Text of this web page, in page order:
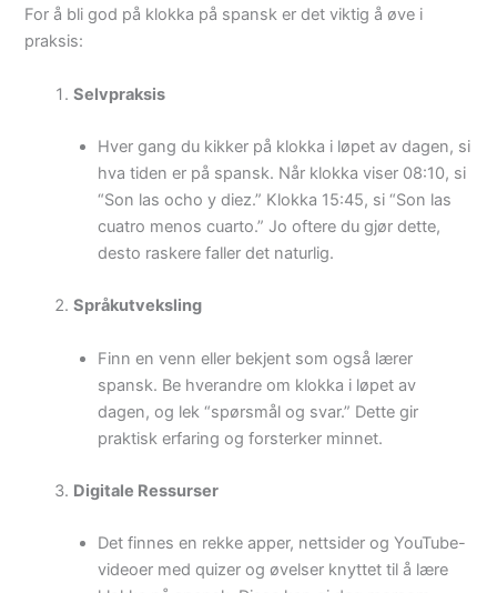
For å bli god på klokka på spansk er det viktig å øve i
praksis:
Selvpraksis
Hver gang du kikker på klokka i løpet av dagen, si
hva tiden er på spansk. Når klokka viser 08:10, si
“Son las ocho y diez.” Klokka 15:45, si “Son las
cuatro menos cuarto.” Jo oftere du gjør dette,
desto raskere faller det naturlig.
Språkutveksling
Finn en venn eller bekjent som også lærer
spansk. Be hverandre om klokka i løpet av
dagen, og lek “spørsmål og svar.” Dette gir
praktisk erfaring og forsterker minnet.
Digitale Ressurser
Det finnes en rekke apper, nettsider og YouTube-
videoer med quizer og øvelser knyttet til å lære